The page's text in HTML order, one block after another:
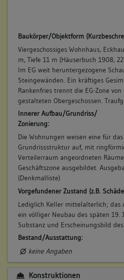
Baukörper/Objektform
Viergeschossiges Wohnhaus,
m, Tiefe 11 m (Häuserbuch 1908,
Im EG weit heruntergezogene
Steingewänden. Ein kräftiges
Rankenfries trennt die EG-Zone
gestalteten Obergeschossen.
Innerer Aufbau/Grundriss/
Zonierung:
Die Wohnungen weisen eine für
Grundrissstruktur auf, mit
Verteilerraum angeordneten
Geschäftszone ausgebildet.
(Denkmalliste)
Vorgefundener Zustand (z.B.
Lediglich Keller mittelalterlich; das
ein völliger Neubau des späten 19.
Substanz und Erscheinungsbild
Bestand/Ausstattung:
keine Angaben
Konstruktionen